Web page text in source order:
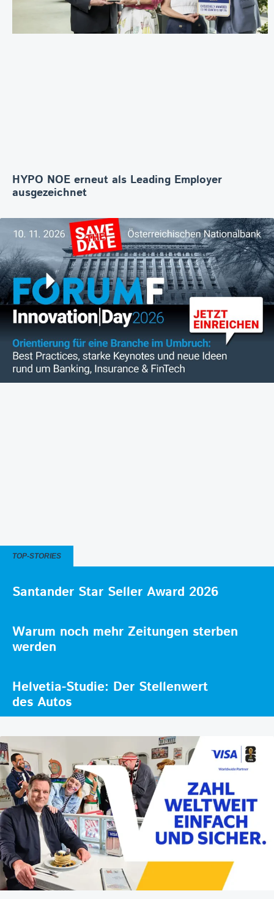
HYPO NOE erneut als Leading Employer
ausgezeichnet
TOP-STORIES
Santander Star Seller Award 2026
Warum noch mehr Zeitungen sterben
werden
Helvetia-Studie: Der Stellenwert
des Autos